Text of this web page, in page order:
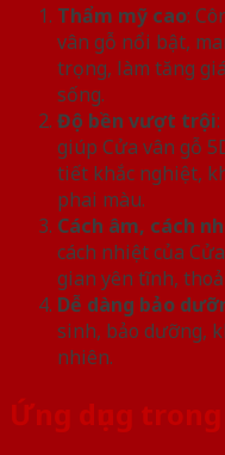
Thẩm mỹ cao:
vân gỗ nổi bật,
trọng, làm tăng
sống.
Độ bền vượt trội
giúp Cửa vân gỗ
tiết khắc nghiệt,
phai màu.
Cách âm, cách
cách nhiệt của
gian yên tĩnh,
Dễ dàng bảo
sinh, bảo dưỡng,
nhiên.
Ứng dụng